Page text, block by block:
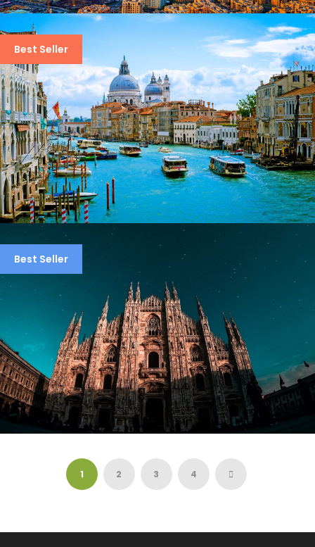
DUBAI – ALL STUNNING PLACES
$1,200
8 Hours
Best Seller
VENICE, ROME AND MILAN – 9 DAYS
8 NIGHTS
Best Seller
VENICE, ROME AND MILAN – 9 DAYS
$4,300 $3,500
8 Days
1 2 3 4